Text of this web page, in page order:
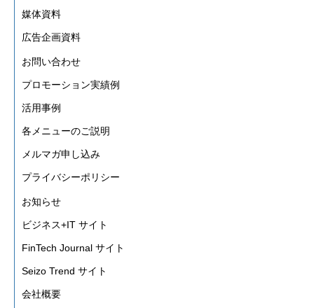
媒体資料
広告企画資料
お問い合わせ
プロモーション実績例
活用事例
各メニューのご説明
メルマガ申し込み
プライバシーポリシー
お知らせ
ビジネス+IT サイト
FinTech Journal サイト
Seizo Trend サイト
会社概要